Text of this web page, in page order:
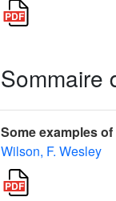
Sommaire
Some examples
Wilson, F. Wesley